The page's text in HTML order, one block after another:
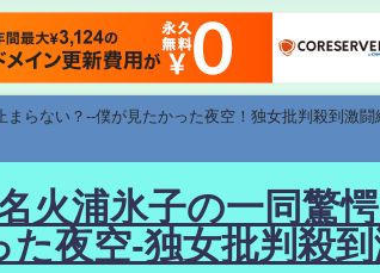
らない？--僕が見たかった夜空！独女批判殺到激
火浦氷子の一同驚
夜空-独女批判殺